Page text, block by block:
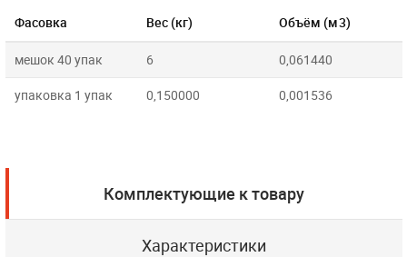
Фасовка Вес (кг) Объём (м3)
мешок 40 упак 6 0,061440
упаковка 1 упак 0,150000 0,001536
Комплектующие к товару
Характеристики